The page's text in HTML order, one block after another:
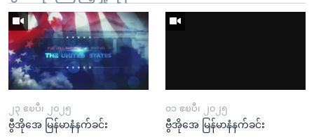
၂၃ ဧၿပီ၊ ၂၀၂၅
ဗွီအိုအေ မြန်မာနံနက်ခင်း
၀၁ ဧၿပီ၊ ၂၀၂၅
ဗွီအိုအေ မြန်မာနံနက်ခင်း